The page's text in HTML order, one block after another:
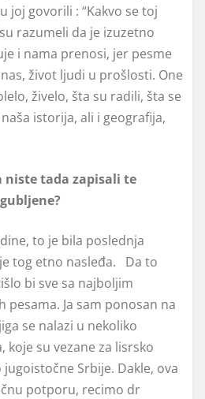
joj govorili : “Kakvo se toj
razumeli da je izuzetno
i nama prenosi, jer pesme
život ljudi u prošlosti. One
živelo, šta su radili, šta se
istorija, ali i geografija,
niste tada zapisali te
to je bila poslednja
tog etno nasleđa. Da to
bi sve sa najboljim
pesama. Ja sam ponosan na
se nalazi u nekoliko
su vezane za lisrsko
Srbije. Dakle, ova
potporu, recimo dr